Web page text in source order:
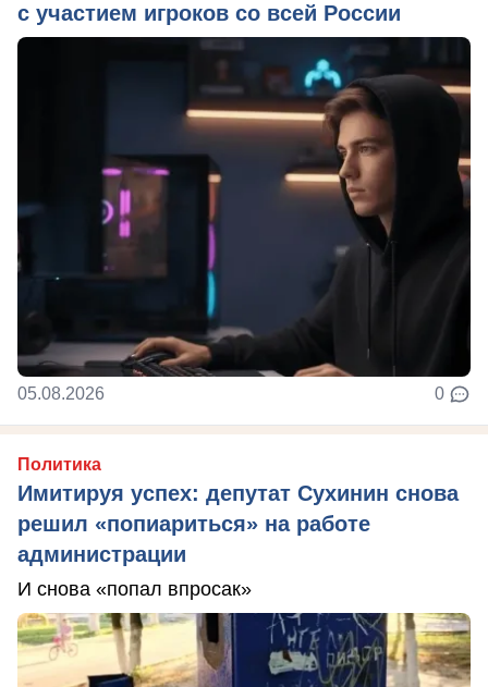
с участием игроков со всей России
05.08.2026 0
Политика
Имитируя успех: депутат Сухинин снова
решил «попиариться» на работе
администрации
И снова «попал впросак»